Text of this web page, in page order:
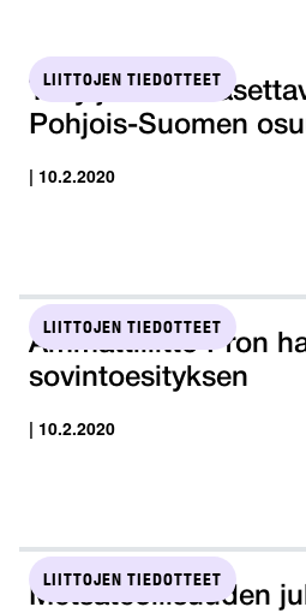
LIITTOJEN TIEDOTTEET
Tehy ja SuPer
Pohjois-Suomen
| 10.2.2020
LIITTOJEN TIEDOTTEET
Ammattiliitto Pron
sovintoesityksen
| 10.2.2020
LIITTOJEN TIEDOTTEET
Metsäteollisuuden